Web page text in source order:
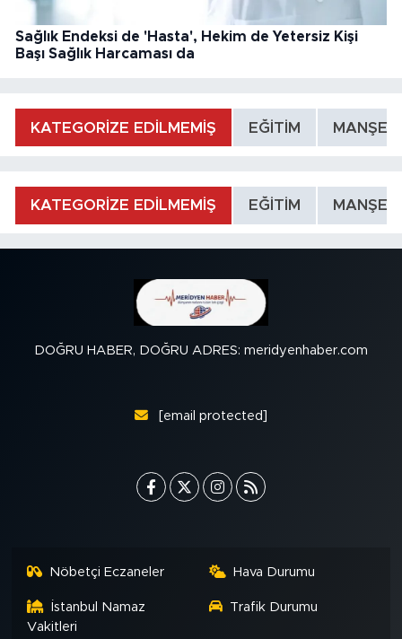
Sağlık Endeksi de 'Hasta', Hekim de Yetersiz Kişi
Başı Sağlık Harcaması da
KATEGORİZE EDİLMEMİŞ EĞİTİM MANŞET
KATEGORİZE EDİLMEMİŞ EĞİTİM MANŞET
DOĞRU HABER, DOĞRU ADRES: meridyenhaber.com
[email protected]
Nöbetçi Eczaneler Hava Durumu
İstanbul Namaz
Vakitleri
Trafik Durumu